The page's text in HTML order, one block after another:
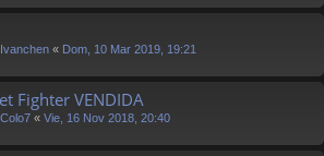
Ivanchen « Dom, 10 Mar 2019, 19:21
Fighter VENDIDA
Colo7 « Vie, 16 Nov 2018, 20:40